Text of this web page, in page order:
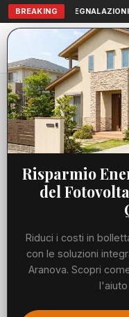
BREAKING SEGNALAZIONI:
Aranova • NET
PORTALE UTILE AL
Risparmio
del
Riduci i costi in
con le soluzioni
Aranova. Scopri
l'aiuto